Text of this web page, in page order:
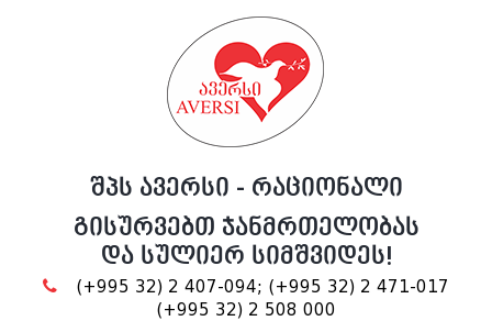
შპს ავერსი - რაციონალი
გისურვებთ ჯანმრთელობას
და სულიერ სიმშვიდეს!
(+995 32) 2 407-094; (+995 32) 2 471-017
(+995 32) 2 508 000